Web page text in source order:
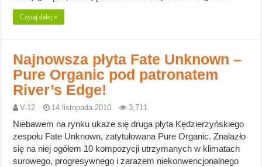
Czytaj dalej »
Najnowsza płyta Fate Unknown –
Pure Organic pod patronatem
River’s Edge!
V-12 14 listopada 2010 3,711
Niebawem na rynku ukaże się druga płyta Kędzierzyńskiego
zespołu Fate Unknown, zatytułowana Pure Organic. Znalazło
się na niej ogółem 10 kompozycji utrzymanych w klimatach
surowego, progresywnego i zarazem niekonwencjonalnego